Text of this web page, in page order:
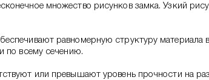
множество рисунков замка. Узкий
равномерную структуру материала
по всему сечению.
или превышают уровень прочности